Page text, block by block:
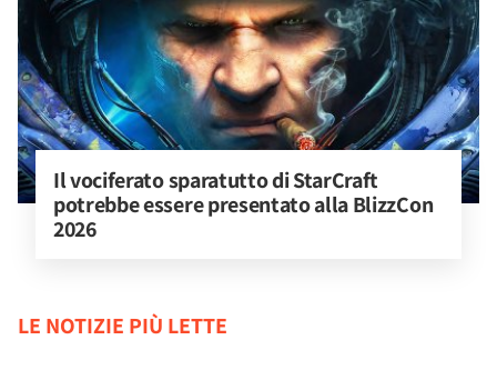
Il vociferato sparatutto di StarCraft
potrebbe essere presentato alla BlizzCon
2026
LE NOTIZIE PIÙ LETTE